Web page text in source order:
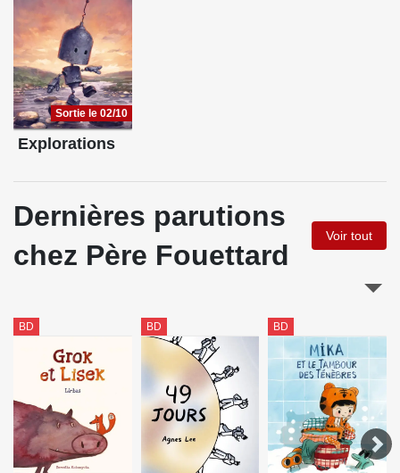
Sortie le 02/10
Explorations
Dernières parutions
chez Père Fouettard
Voir tout
BD BD BD